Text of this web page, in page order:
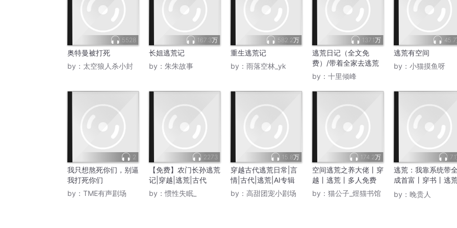
5528
奥特曼被打死
by： 太空狼人杀小封
167.3万
长姐逃荒记
by： 朱朱故事
582.2万
重生逃荒记
by： 雨落空林_yk
137.1万
逃荒日记（全文免
费）/带着全家去逃荒
by： 十里倾峰
逃荒有空间
by： 小猫摸鱼呀
2
我只想熬死你们，别逼
我打死你们
by： TME有声剧场
2273
【免费】农门长孙逃荒
记|穿越|逃荒|古代
by：惯性失眠_
15.8万
穿越古代逃荒日常|言
情|古代|逃荒|AI专辑
by： 高甜团宠小剧场
174.2万
空间逃荒之养大佬丨穿
越丨逃荒丨多人免费
by： 猫公子_煜猫书馆
逃荒：我靠系统带
成首富丨穿书丨逃荒
系统
by： 晚贵人